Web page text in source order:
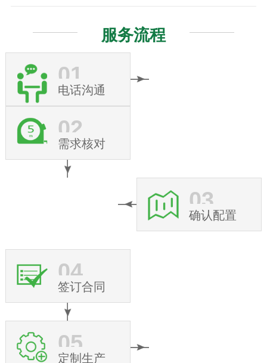
服务流程
01
电话沟通
02
需求核对
03
确认配置
04
签订合同
05
定制生产